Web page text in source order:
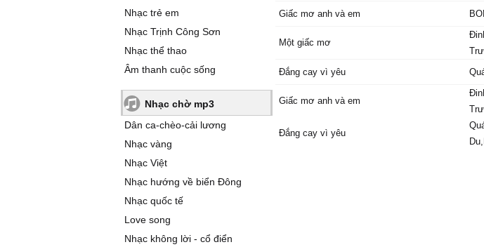
Nhạc trẻ em
Nhạc Trịnh Công Sơn
Nhạc thể thao
Âm thanh cuộc sống
Nhạc chờ mp3
Dân ca-chèo-cải lương
Nhạc vàng
Nhạc Việt
Nhạc hướng về biển Đông
Nhạc quốc tế
Love song
Nhạc không lời - cổ điển
Giấc mơ anh và em
Một giấc mơ
Đắng cay vì yêu
Giấc mơ anh và em
Đắng cay vì yêu